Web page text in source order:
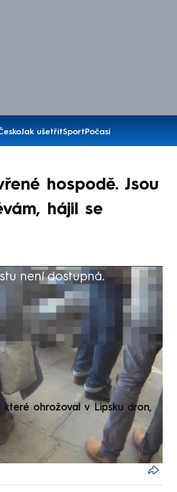
Jak ušetřitSportPočasí
hospodě. Jsou
hájil se
není dostupná.
které ohrožoval v Lipsku dron,